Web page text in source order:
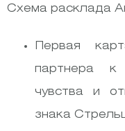
Схема расклада
Первая
партнера к
чувства и
знака